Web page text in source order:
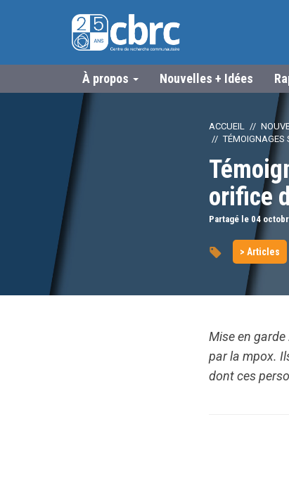
À propos Nouvelles + Idées
ACCUEIL
TÉMOIGNAGES
orifice
Partagé le 04
> Articles
Mise en
par la mpox.
dont ces